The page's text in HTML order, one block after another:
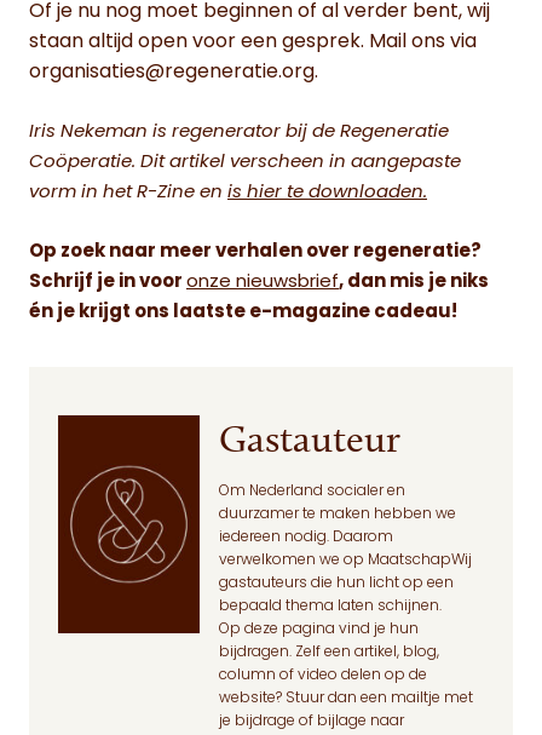
Of je nu nog moet beginnen of al verder bent, wij
staan altijd open voor een gesprek. Mail ons via
organisaties@regeneratie.org.
Iris Nekeman is regenerator bij de Regeneratie
Coöperatie. Dit artikel verscheen in aangepaste
vorm in het R-Zine en is hier te downloaden.
Op zoek naar meer verhalen over regeneratie?
Schrijf je in voor onze nieuwsbrief, dan mis je niks
én je krijgt ons laatste e-magazine cadeau!
Gastauteur
Om Nederland socialer en
duurzamer te maken hebben we
iedereen nodig. Daarom
verwelkomen we op MaatschapWij
gastauteurs die hun licht op een
bepaald thema laten schijnen.
Op deze pagina vind je hun
bijdragen. Zelf een artikel, blog,
column of video delen op de
website? Stuur dan een mailtje met
je bijdrage of bijlage naar